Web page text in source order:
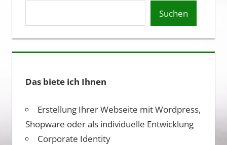
Suchen
Das biete ich Ihnen
Erstellung Ihrer Webseite mit Wordpress,
Shopware oder als individuelle Entwicklung
Corporate Identity